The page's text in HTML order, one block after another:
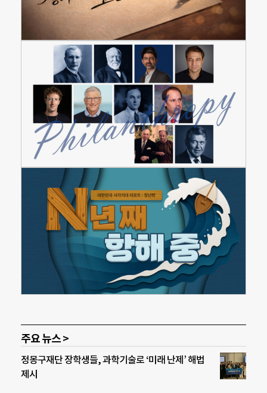
주요 뉴스 >
정몽구재단 장학생들, 과학기술로 ‘미래 난제’ 해법
제시